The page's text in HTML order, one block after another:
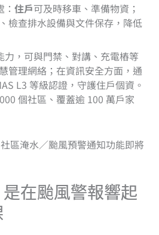
住戶可及時移車、準備物資；
檢查排水設備與文件保存，降低
力，可與門禁、對講、充電樁等
管理網絡；在資訊安全方面，通
L3 等級認證，守護住戶個資。
個社區、覆蓋逾 100 萬戶家
區淹水／颱風預警通知功能即將
在颱風警報響起